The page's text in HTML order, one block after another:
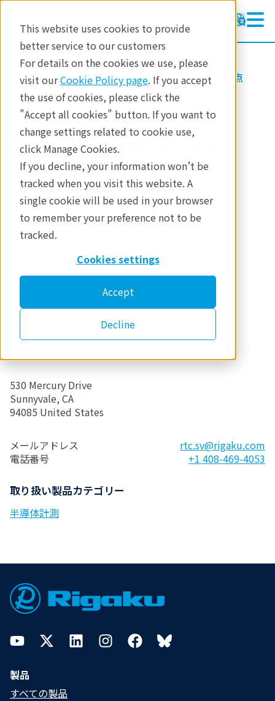
This website uses cookies to provide
better service to our customers
For details on the cookies we use, please
visit ourCookie Policy page. If you accept
the use of cookies, please click the
"Accept all cookies" button. If you want to
change settings related to cookie use,
click Manage Cookies.
If you decline, your information won’t be
tracked when you visit this website. A
single cookie will be used in your browser
to remember your preference not to be
tracked.
Cookies settings
Accept
Decline
リガクについて リガクのグローバル拠点
Rigaku Technology
Center Silicon Valley
530 Mercury Drive
Sunnyvale, CA
94085 United States
メールアドレス
rtc.sv@rigaku.com
電話番号
+1 408-469-4053
取り扱い製品カテゴリー
半導体計測
Footer
YouTubeTwitterLinkedInInstagramFacebookBluesky
製品
すべての製品